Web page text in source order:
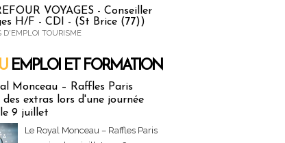
VOYAGES - Conseiller
H/F - CDI - (St Brice (77))
D'EMPLOI TOURISME
EMPLOI ET FORMATION
Monceau – Raffles Paris
des extras lors d'une journée
9 juillet
Le Royal Monceau – Raffles Paris